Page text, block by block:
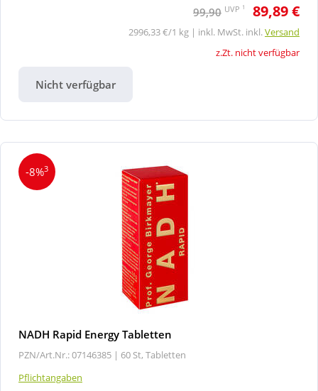
99,90 UVP 1 89,89 €
2996,33 €/1 kg | inkl. MwSt. inkl.Versand
z.Zt. nicht verfügbar
Nicht verfügbar
-8%3
NADH Rapid Energy Tabletten
PZN/Art.Nr.: 07146385 | 60 St, Tabletten
Pflichtangaben